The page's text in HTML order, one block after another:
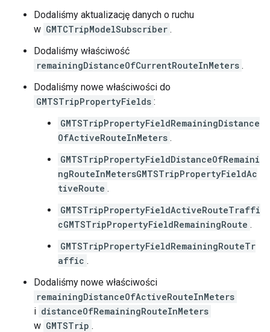
Dodaliśmy aktualizację danych o ruchu
w GMTCTripModelSubscriber .
Dodaliśmy właściwość
remainingDistanceOfCurrentRouteInMeters .
Dodaliśmy nowe właściwości do
GMTSTripPropertyFields :
GMTSTripPropertyFieldRemainingDistance
OfActiveRouteInMeters .
GMTSTripPropertyFieldDistanceOfRemaini
ngRouteInMetersGMTSTripPropertyFieldAc
tiveRoute .
GMTSTripPropertyFieldActiveRouteTraffi
cGMTSTripPropertyFieldRemainingRoute .
GMTSTripPropertyFieldRemainingRouteTr
affic .
Dodaliśmy nowe właściwości
remainingDistanceOfActiveRouteInMeters
i distanceOfRemainingRouteInMeters
w GMTSTrip .